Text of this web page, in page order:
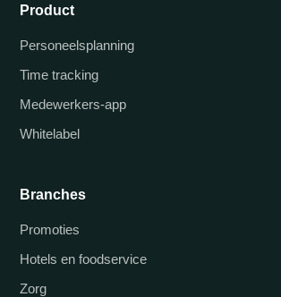
Product
Personeelsplanning
Time tracking
Medewerkers-app
Whitelabel
Branches
Promoties
Hotels en foodservice
Zorg